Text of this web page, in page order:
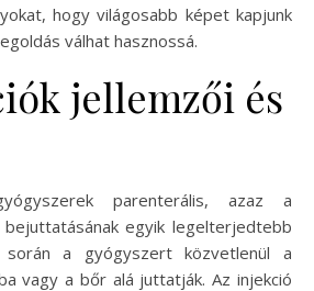
hogy világosabb képet kapjunk
válhat hasznossá.
jellemzői és
parenterális, azaz a
egyik legelterjedtebb
során a gyógyszert közvetlenül a
vagy a bőr alá juttatják. Az injekció